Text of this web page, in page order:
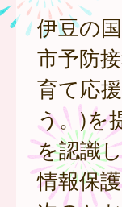
伊豆の
市予防
育て応
う。)を
を認識
情報保